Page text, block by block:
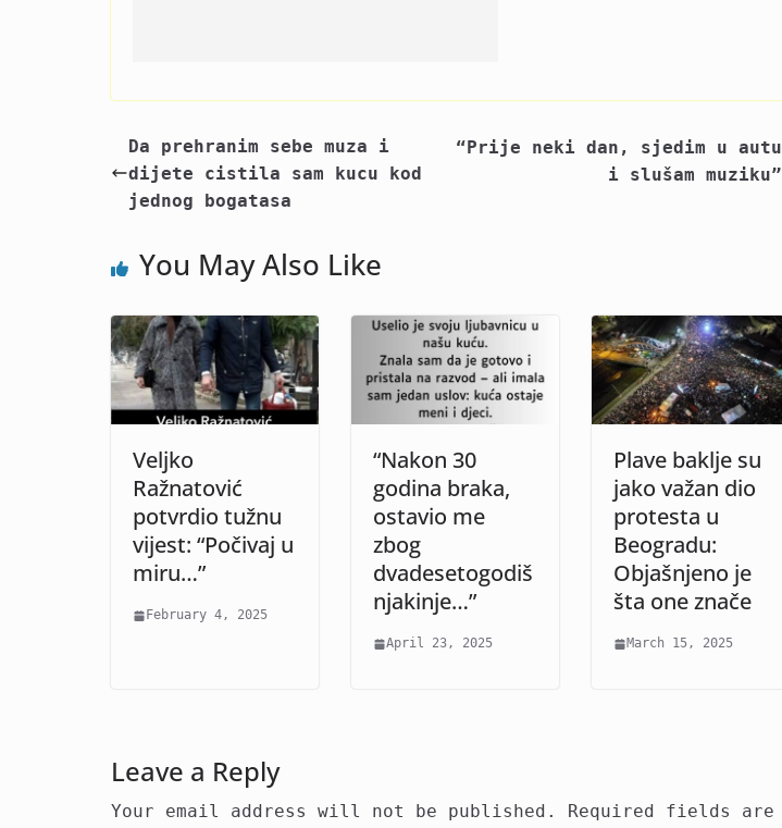
Da prehranim sebe muza i
dijete cistila sam kucu kod
jednog bogatasa
“Prije neki dan, sjedim u autu
i slušam muziku”
You May Also Like
Veljko
Ražnatović
potvrdio tužnu
vijest: “Počivaj u
miru…”
February 4, 2025
“Nakon 30
godina braka,
ostavio me
zbog
dvadesetogodiš
njakinje…”
April 23, 2025
Plave baklje su
jako važan dio
protesta u
Beogradu:
Objašnjeno je
šta one znače
March 15, 2025
Leave a Reply
Your email address will not be published. Required fields are